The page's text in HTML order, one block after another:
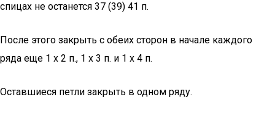
спицах не останется 37 (39) 41 п.
После этого закрыть с обеих сторон в начале каждого
ряда еще 1 х 2 п., 1 х 3 п. и 1 х 4 п.
Оставшиеся петли закрыть в одном ряду.